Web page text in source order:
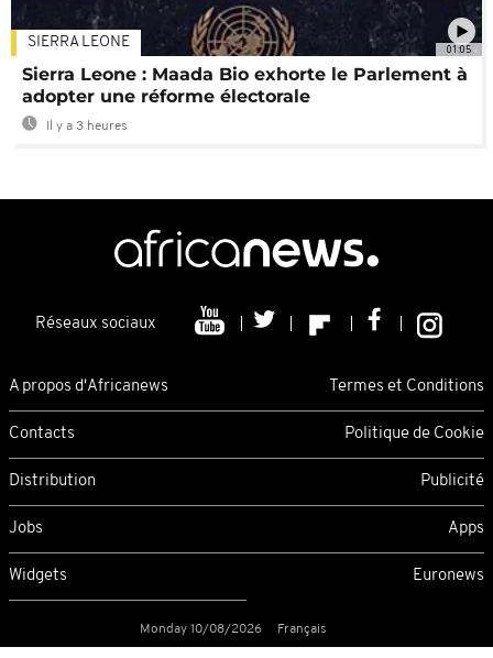
01:05
SIERRA LEONE
Sierra Leone : Maada Bio exhorte le Parlement à
adopter une réforme électorale
Il y a 3 heures
Réseaux sociaux
A propos d'Africanews Termes et Conditions
Contacts Politique de Cookie
Distribution Publicité
Jobs Apps
Widgets Euronews
Monday 10/08/2026